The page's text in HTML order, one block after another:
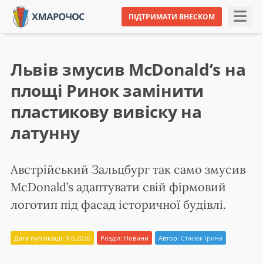
ПІДТРИМАТИ ВНЕСКОМ
Львів змусив McDonald’s на
площі Ринок замінити
пластикову вивіску на
латунну
Австрійський Зальцбург так само змусив
McDonald’s адаптувати свій фірмовий
логотип під фасад історичної будівлі.
Дата публікації: 9.6.2026 Розділ: Новини Автор: Стасюк Ірина